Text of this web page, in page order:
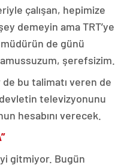
çalışan, hepimize
demeyin ama TRT’ye
de günü
şerefsizim.
bu talimatı veren de
televizyonunu
hesabını verecek.
gitmiyor. Bugün